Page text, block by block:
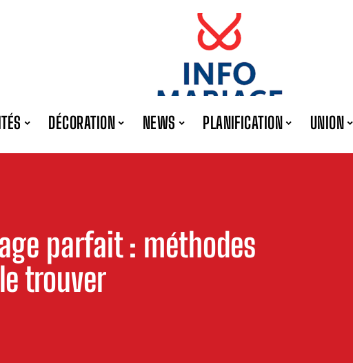
DÉCORATION NEWS PLANIFICATION UNION
parfait : méthodes
trouver